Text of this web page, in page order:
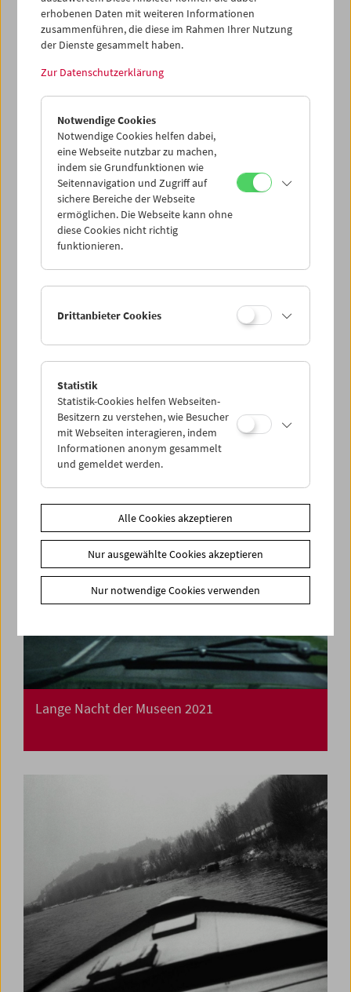
Collection on Screen: Positionen. Renate
Bertlmann, Tatjana Ivančić, Maria Lassnig
Felix Salten und das Kino
Lange Nacht der Museen 2021
erhobenen Daten mit weiteren Informationen
zusammenführen, die diese im Rahmen Ihrer Nutzung
der Dienste gesammelt haben.
Zur Datenschutzerklärung
Notwendige Cookies
Notwendige Cookies helfen dabei,
eine Webseite nutzbar zu machen,
indem sie Grundfunktionen wie
Seitennavigation und Zugriff auf
sichere Bereiche der Webseite
ermöglichen. Die Webseite kann ohne
diese Cookies nicht richtig
funktionieren.
Drittanbieter Cookies
Statistik
Statistik-Cookies helfen Webseiten-
Besitzern zu verstehen, wie Besucher
mit Webseiten interagieren, indem
Informationen anonym gesammelt
und gemeldet werden.
Alle Cookies akzeptieren
Nur ausgewählte Cookies akzeptieren
Nur notwendige Cookies verwenden